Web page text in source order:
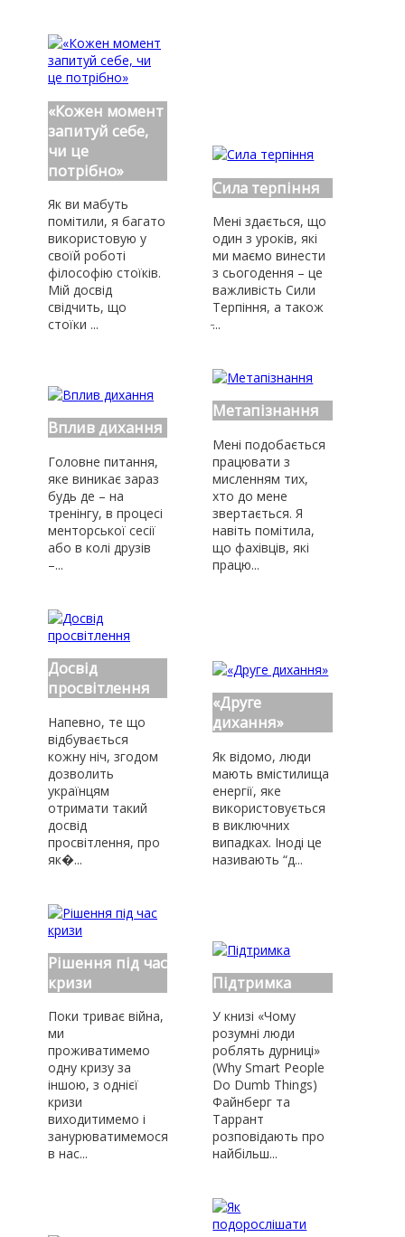
«Кожен момент
запитуй себе,
чи це
потрібно»
Як ви мабуть
помітили, я багато
використовую у
своїй роботі
філософію стоїків.
Мій досвід
свідчить, що
стоїки ...
Сила терпіння
Мені здається, що
один з уроків, які
ми маємо винести
з сьогодення – це
важливість Сили
Терпіння, а також
̵...
Вплив дихання
Головне питання,
яке виникає зараз
будь де – на
тренінгу, в процесі
менторської сесії
або в колі друзів
–...
Метапізнання
Мені подобається
працювати з
мисленням тих,
хто до мене
звертається. Я
навіть помітила,
що фахівців, які
працю...
Досвід
просвітлення
Напевно, те що
відбувається
кожну ніч, згодом
дозволить
українцям
отримати такий
досвід
просвітлення, про
як�...
«Друге
дихання»
Як відомо, люди
мають вмістилища
енергії, яке
використовується
в виключних
випадках. Іноді це
називають “д...
Рішення під час
кризи
Поки триває війна,
ми
проживатимемо
одну кризу за
іншою, з однієї
кризи
виходитимемо і
занурюватимемося
в нас...
Підтримка
У книзі «Чому
розумні люди
роблять дурниці»
(Why Smart People
Do Dumb Things)
Файнберг та
Таррант
розповідають про
найбільш...